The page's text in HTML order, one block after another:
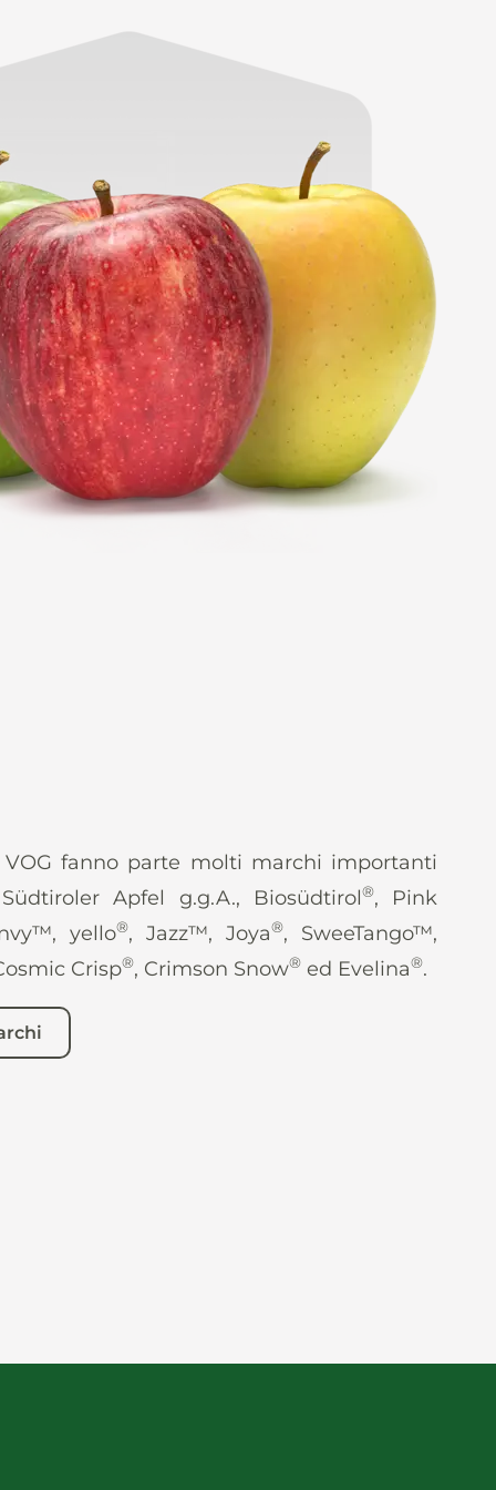
VOG fanno parte molti marchi importanti
Apfel g.g.A., Biosüdtirol®, Pink
yello®, Jazz™, Joya®, SweeTango™,
Crisp®, Crimson Snow®ed Evelina®.